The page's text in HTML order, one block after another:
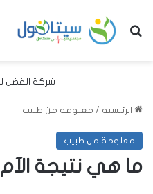
بحث عن
شركة الفضل
الرئيسية / معلومة من طبيب
معلومة من طبيب
ما هي نتيجة